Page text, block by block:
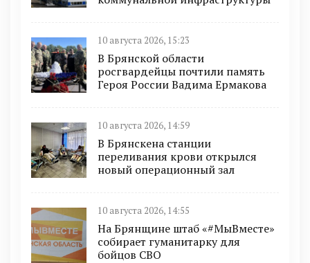
10 августа 2026, 15:23
В Брянской области
росгвардейцы почтили память
Героя России Вадима Ермакова
10 августа 2026, 14:59
В Брянскена станции
переливания крови открылся
новый операционный зал
10 августа 2026, 14:55
На Брянщине штаб «#МыВместе»
собирает гуманитарку для
бойцов СВО